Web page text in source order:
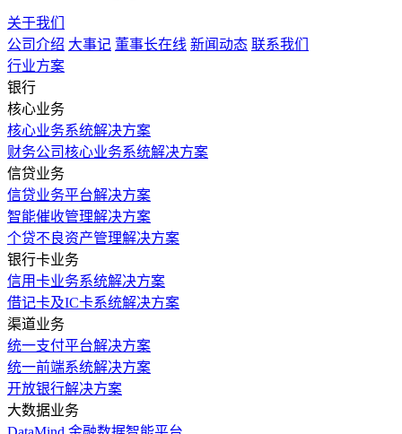
关于我们
公司介绍 大事记 董事长在线 新闻动态 联系我们
行业方案
银行
核心业务
核心业务系统解决方案
财务公司核心业务系统解决方案
信贷业务
信贷业务平台解决方案
智能催收管理解决方案
个贷不良资产管理解决方案
银行卡业务
信用卡业务系统解决方案
借记卡及IC卡系统解决方案
渠道业务
统一支付平台解决方案
统一前端系统解决方案
开放银行解决方案
大数据业务